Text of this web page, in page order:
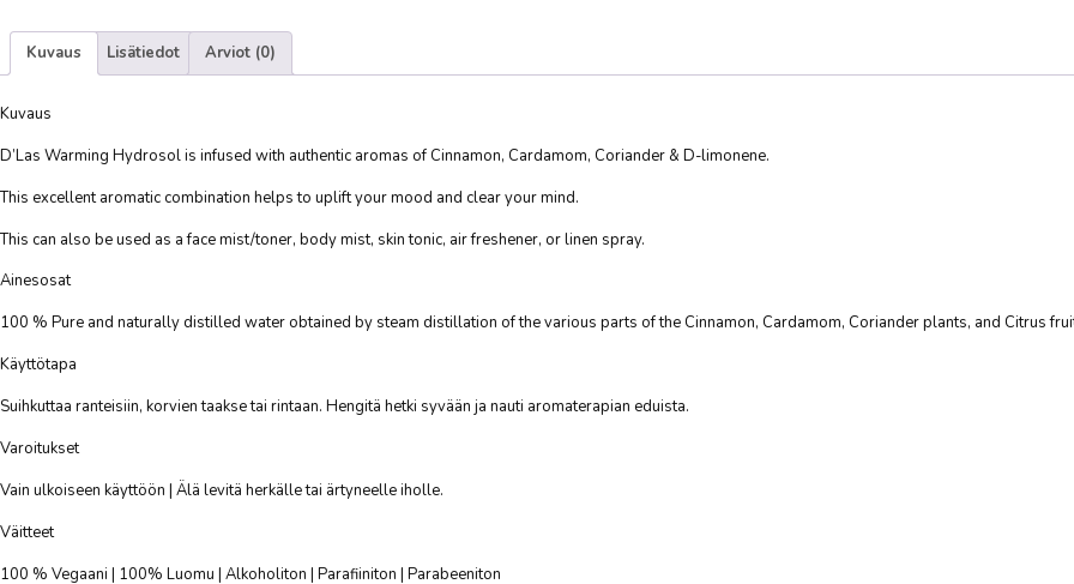
Kuvaus Lisätiedot Arviot (0)
Kuvaus
D’Las Warming Hydrosol is infused with authentic aromas of Cinnamon, Cardamom, Coriander & D-limonene.
This excellent aromatic combination helps to uplift your mood and clear your mind.
This can also be used as a face mist/toner, body mist, skin tonic, air freshener, or linen spray.
Ainesosat
100 % Pure and naturally distilled water obtained by steam distillation of the various parts of the Cinnamon, Cardamom, Coriander plants, and Citrus
Käyttötapa
Suihkuttaa ranteisiin, korvien taakse tai rintaan. Hengitä hetki syvään ja nauti aromaterapian eduista.
Varoitukset
Vain ulkoiseen käyttöön | Älä levitä herkälle tai ärtyneelle iholle.
Väitteet
100 % Vegaani | 100% Luomu | Alkoholiton | Parafiiniton | Parabeeniton